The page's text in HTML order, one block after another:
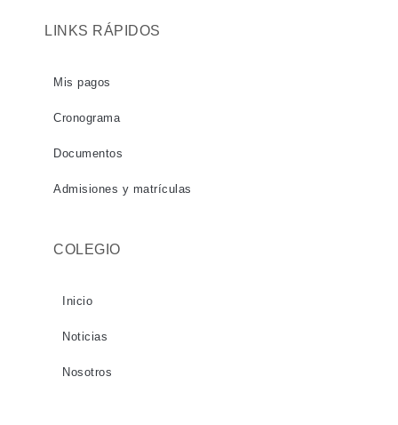
LINKS RÁPIDOS
Mis pagos
Cronograma
Documentos
Admisiones y matrículas
COLEGIO
Inicio
Noticias
Nosotros